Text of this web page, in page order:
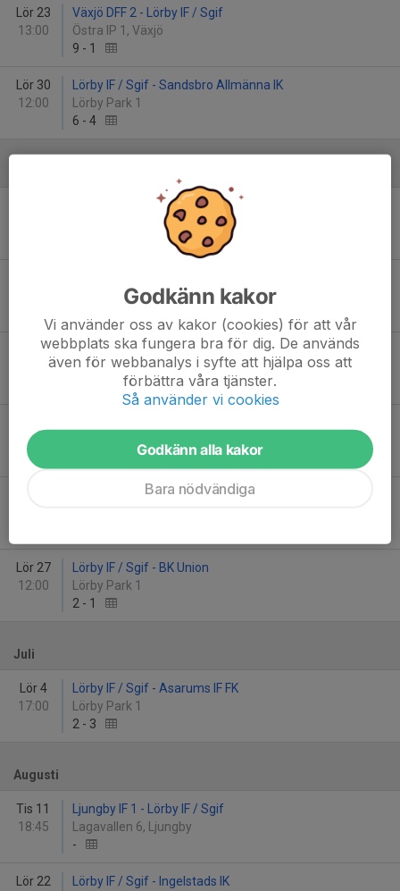
Lör 23
13:00
Växjö DFF 2 - Lörby IF / Sgif
Östra IP 1, Växjö
9 - 1
Lör 30
12:00
Lörby IF / Sgif - Sandsbro Allmänna IK
Lörby Park 1
6 - 4
Lörby IF /Sgif - Hyllie IK
Lörby Park Plan 12
Lör 13
13:00
Vederslöv-Dänningelanda IF - Lörby IF / Sgif
Dänningevallen 1, Dänningelanda
15:00
Svarta Led Plan 4 Sölvesborgshem
Lörby IF / Sgif - Älmhults IF 1
Lör 27
12:00
Lörby IF / Sgif - BK Union
Lörby Park 1
2 - 1
Juli
Lör 4
17:00
Lörby IF / Sgif - Asarums IF FK
Lörby Park 1
2 - 3
Augusti
Tis 11
18:45
Ljungby IF 1 - Lörby IF / Sgif
Lagavallen 6, Ljungby
-
Lör 22
Lörby IF / Sgif - Ingelstads IK
Godkänn kakor
Vi använder oss av kakor (cookies) för att vår
webbplats ska fungera bra för dig. De används
även för webbanalys i syfte att hjälpa oss att
förbättra våra tjänster.
Så använder vi cookies
Godkänn alla kakor
Bara nödvändiga